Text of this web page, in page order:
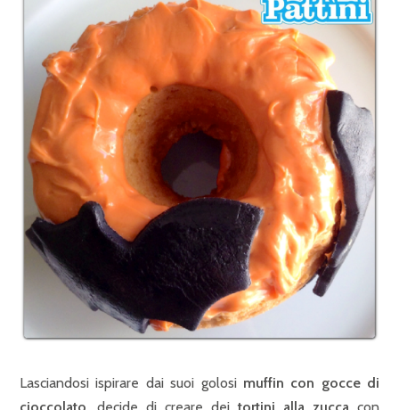
Lasciandosi ispirare dai suoi golosi muffin con gocce di